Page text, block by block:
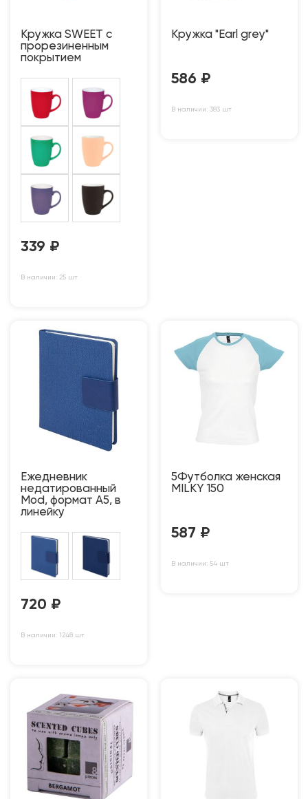
Кружка SWEET с
прорезиненным
покрытием
339 ₽
В наличии: 25 шт
Кружка "Earl grey"
586 ₽
В наличии: 383 шт
Ежедневник
недатированный
Mod, формат А5, в
линейку
720 ₽
В наличии: 1248 шт
5Футболка женская
MILKY 150
587 ₽
В наличии: 54 шт